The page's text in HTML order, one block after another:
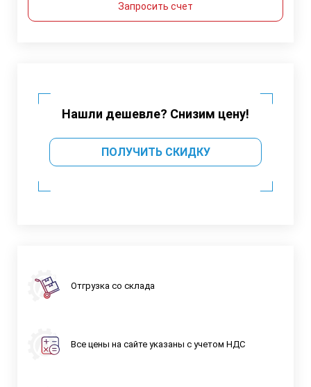
Запросить счет
Нашли дешевле? Снизим цену!
ПОЛУЧИТЬ СКИДКУ
Отгрузка со склада
Все цены на сайте указаны с учетом НДС